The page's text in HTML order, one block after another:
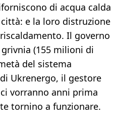
di acqua calda
e la loro distruzione
Il governo
(155 milioni di
del sistema
Ukrenergo, il gestore
vorranno anni prima
tornino a funzionare.